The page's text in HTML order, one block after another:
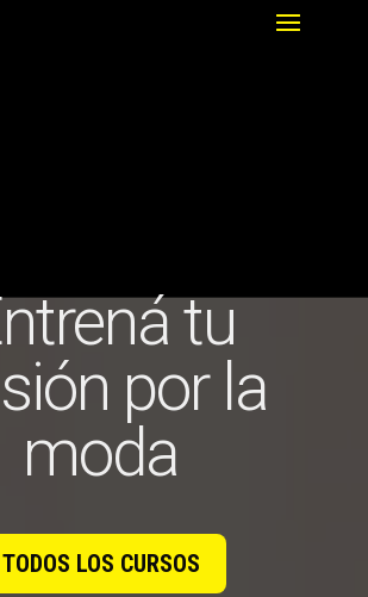
tu
por la
moda
TODOS LOS CURSOS